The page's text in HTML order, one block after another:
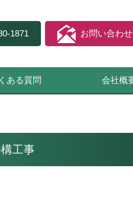
1871 お問い合わせ
ある質問 会社概
工事